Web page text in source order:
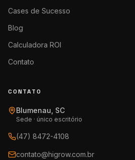
Cases de Sucesso
Blog
Calculadora ROI
Contato
CONTATO
Blumenau, SC
Sede · único escritório
(47) 8472-4108
contato@higrow.com.br